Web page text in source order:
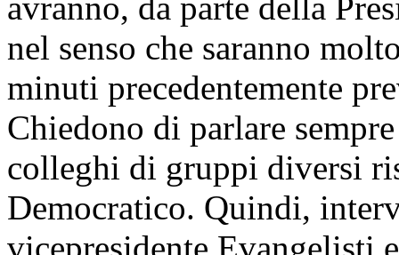
nel senso che saranno
minuti precedentemente
Chiedono di parlare
colleghi di gruppi diversi
Democratico. Quindi,
vicepresidente Evangelisti